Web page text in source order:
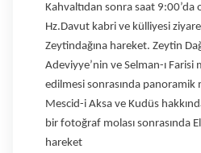
Kahvaltıdan sonra saat
Hz.Davut kabri ve külliyesi
Zeytindağına hareket. Zeytin
Adeviyye’nin ve Selman-ı Farisi
edilmesi sonrasında panoramik
Mescid-i Aksa ve Kudüs
bir fotoğraf molası sonrasında
hareket